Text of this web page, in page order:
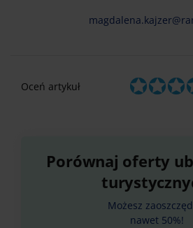
Oceń artykuł
Porównaj oferty
Możesz
nawet 50%!